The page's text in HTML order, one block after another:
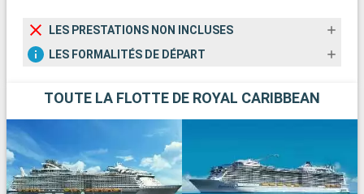
LES PRESTATIONS NON INCLUSES
LES FORMALITÉS DE DÉPART
TOUTE LA FLOTTE DE ROYAL CARIBBEAN